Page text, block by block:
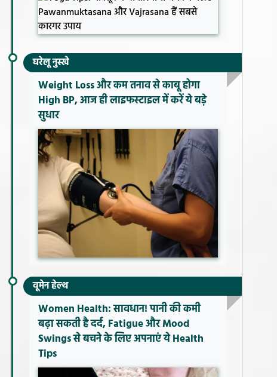
घरेलू नुस्खे
Weight Loss और कम तनाव से काबू होगा
High BP, आज ही लाइफस्टाइल में करें ये बड़े
सुधार
वूमेन हेल्थ
Women Health: सावधान! पानी की कमी
बढ़ा सकती है दर्द, Fatigue और Mood
Swings से बचने के लिए अपनाएं ये Health
Tips